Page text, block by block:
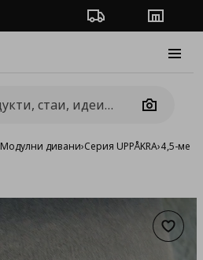
Проследяване на
Camera
Модулни дивани›Серия UPPÅKRA›4,5-